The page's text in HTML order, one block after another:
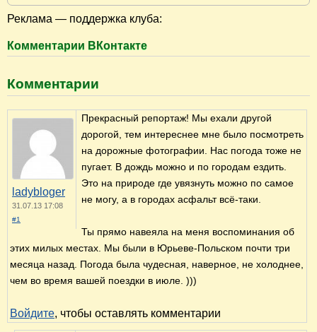
Реклама — поддержка клуба:
Комментарии ВКонтакте
Комментарии
ladybloger
31.07.13 17:08
#1
Прекрасный репортаж! Мы ехали другой
дорогой, тем интереснее мне было посмотреть
на дорожные фотографии. Нас погода тоже не
пугает. В дождь можно и по городам ездить.
Это на природе где увязнуть можно по самое
не могу, а в городах асфальт всё-таки.
Ты прямо навеяла на меня воспоминания об
этих милых местах. Мы были в Юрьеве-Польском почти три
месяца назад. Погода была чудесная, наверное, не холоднее,
чем во время вашей поездки в июле. )))
Войдите, чтобы оставлять комментарии